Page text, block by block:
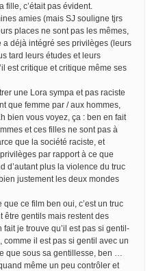
c’était pas évident.
amies (mais SJ souligne tjrs
places ne sont pas les mêmes,
a déjà intégré ses privilèges (leurs
tard leurs études et leurs
est critique et critique même ses
une Lora sympa et pas raciste
que femme par / aux hommes,
bien vous voyez, ça : ben en fait
et ces filles ne sont pas à
que la société raciste, et
par rapport à ce que
d’autant plus la violence du truc
justement les deux mondes
ce film ben oui, c’est un truc
être gentils mais restent des
je trouve qu’il est pas si gentil-
il est pas si gentil avec un
que sous sa gentillesse, ben …
même un peu contrôler et